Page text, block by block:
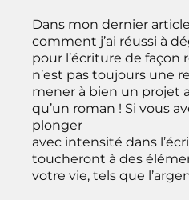
Dans mon dernier
comment j’ai réussi à
pour l’écriture de façon
n’est pas toujours une
mener à bien un projet
qu’un roman ! Si vous
plonger
avec intensité dans
toucheront à des
votre vie, tels que